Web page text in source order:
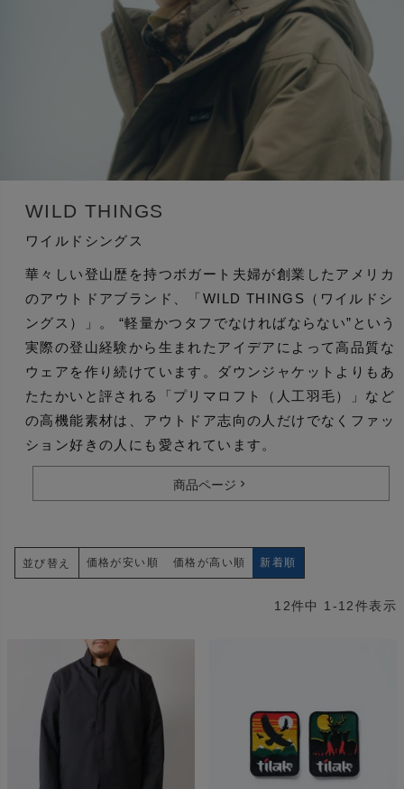
WILD THINGS
ワイルドシングス
華々しい登山歴を持つボガート夫婦が創業したアメリカ
のアウトドアブランド、「WILD THINGS（ワイルドシ
ングス）」。 “軽量かつタフでなければならない”という
実際の登山経験から生まれたアイデアによって高品質な
ウェアを作り続けています。ダウンジャケットよりもあ
たたかいと評される「プリマロフト（人工羽毛）」など
の高機能素材は、アウトドア志向の人だけでなくファッ
ション好きの人にも愛されています。
商品ページ
並び替え 価格が安い順 価格が高い順 新着順
12件中 1-12件表示